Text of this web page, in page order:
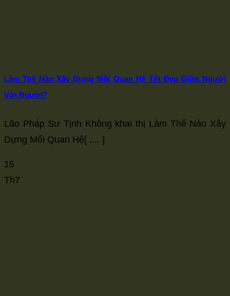
Làm Thế Nào Xây Dựng Mối Quan Hệ Tốt Đẹp Giữa Người
Với Người?
Lão Pháp Sư Tịnh Không khai thị Làm Thế Nào Xây
Dựng Mối Quan Hệ[ .... ]
15
Th7